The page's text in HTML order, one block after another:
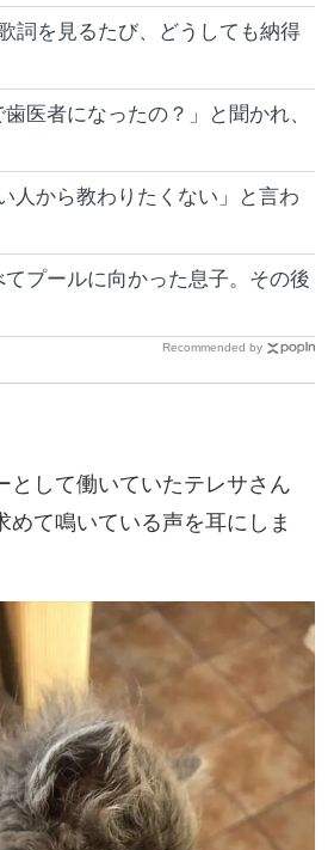
詞を見るたび、どうしても納得
医者になったの？」と聞かれ、
人から教わりたくない」と言わ
プールに向かった息子。その後
Recommended by
として働いていたテレサさん
めて鳴いている声を耳にしま